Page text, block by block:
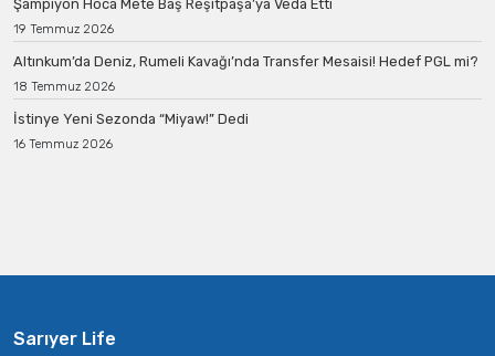
Şampiyon Hoca Mete Baş Reşitpaşa’ya Veda Etti
19 Temmuz 2026
Altınkum’da Deniz, Rumeli Kavağı’nda Transfer Mesaisi! Hedef PGL mi?
18 Temmuz 2026
İstinye Yeni Sezonda “Miyaw!” Dedi
16 Temmuz 2026
Sarıyer Life